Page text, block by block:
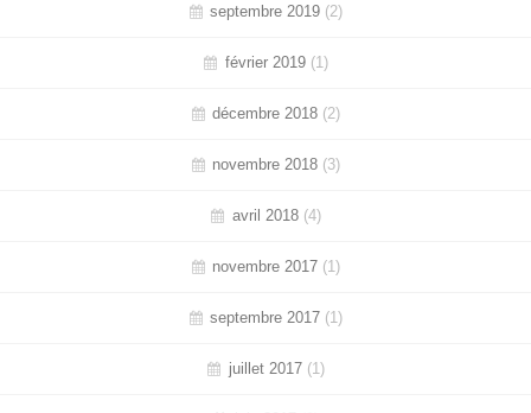
septembre 2019 (2)
février 2019(1)
décembre 2018 (2)
novembre 2018 (3)
avril 2018(4)
novembre 2017 (1)
septembre 2017 (1)
juillet 2017(1)